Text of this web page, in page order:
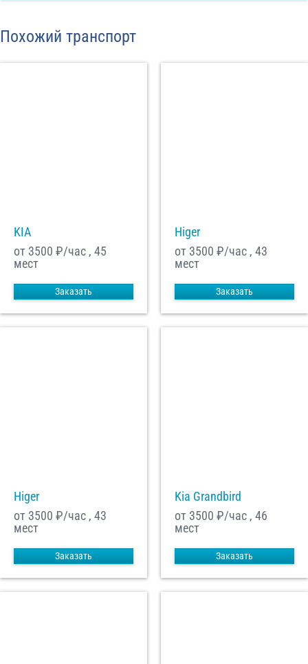
Похожий транспорт
KIA
от 3500 ₽/час , 45
мест
Заказать
Higer
от 3500 ₽/час , 43
мест
Заказать
Higer
от 3500 ₽/час , 43
мест
Заказать
Kia Grandbird
от 3500 ₽/час , 46
мест
Заказать